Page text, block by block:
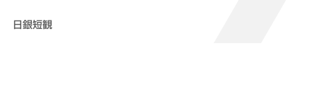
日銀短観